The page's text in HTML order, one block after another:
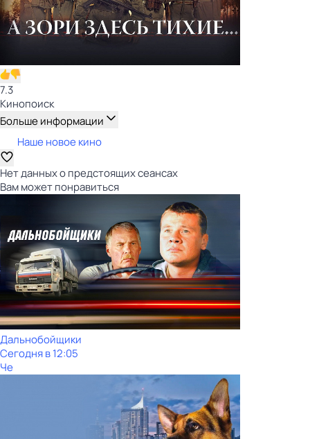
7.3
Кинопоиск
Больше информации
Наше новое кино
Нет данных о предстоящих сеансах
Вам может понравиться
Дальнобойщики
Сегодня в 12:05
Че